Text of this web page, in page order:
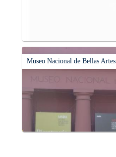
Museo Nacional de Bellas Artes